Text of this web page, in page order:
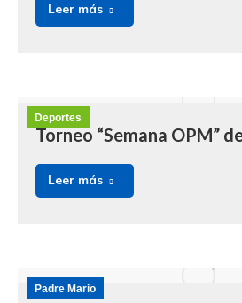
Leer más
Deportes
Torneo “Semana OPM”
Leer más
Padre Mario